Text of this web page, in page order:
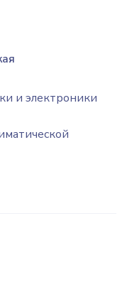
и электроники